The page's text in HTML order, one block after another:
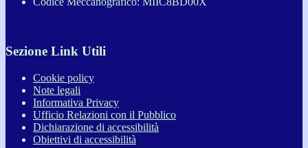
Sezione Link Utili
Cookie policy
Note legali
Informativa Privacy
Ufficio Relazioni con il Pubblico
Dichiarazione di accessibilità
Obiettivi di accessibilità